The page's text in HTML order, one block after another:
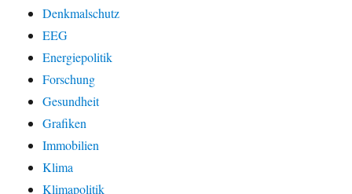
Denkmalschutz
EEG
Energiepolitik
Forschung
Gesundheit
Grafiken
Immobilien
Klima
Klimapolitik